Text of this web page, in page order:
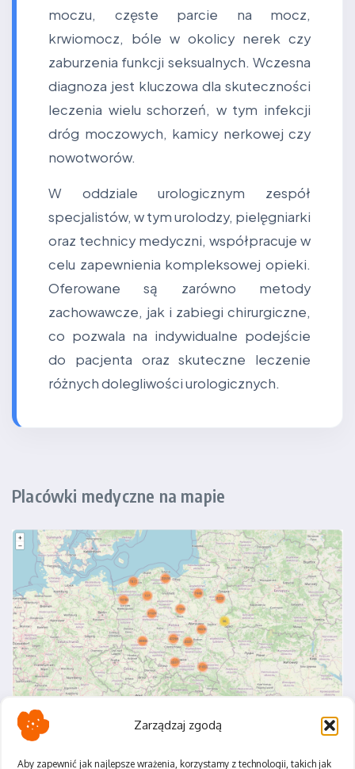
Zarządzaj zgodą
Aby zapewnić jak najlepsze wrażenia, korzystamy z technologii, takich jak
moczu, częste parcie na mocz,
krwiomocz, bóle w okolicy nerek czy
zaburzenia funkcji seksualnych. Wczesna
diagnoza jest kluczowa dla skuteczności
leczenia wielu schorzeń, w tym infekcji
dróg moczowych, kamicy nerkowej czy
nowotworów.
W oddziale urologicznym zespół
specjalistów, w tym urolodzy, pielęgniarki
oraz technicy medyczni, współpracuje w
celu zapewnienia kompleksowej opieki.
Oferowane są zarówno metody
zachowawcze, jak i zabiegi chirurgiczne,
co pozwala na indywidualne podejście
do pacjenta oraz skuteczne leczenie
różnych dolegliwości urologicznych.
Placówki medyczne na mapie